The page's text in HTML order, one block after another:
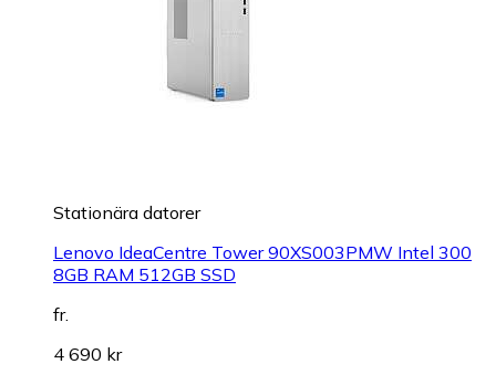
Stationära datorer
Lenovo IdeaCentre Tower 90XS003PMW Intel 300
8GB RAM 512GB SSD
fr.
4 690 kr